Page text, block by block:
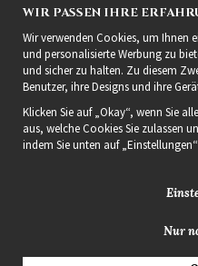
Angebote
neue
2021
WIR PASSEN IHRE
Wir verwenden Cookies, um Ihnen
und personalisierte Werbung zu
und sicher zu halten. Zu diesem
Benutzer, ihre Designs und ihre
Klicken Sie auf „Okay“, wenn Sie
aus, welche Cookies Sie zulassen
indem Sie unten auf
Nur